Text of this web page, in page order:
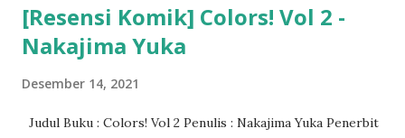
[Resensi Komik] Colors! Vol 2 -
Nakajima Yuka
Desember 14, 2021
Judul Buku : Colors! Vol 2 Penulis : Nakajima Yuka Penerbit